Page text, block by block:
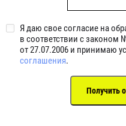
Я даю свое согласие на
в соответствии с
от 27.07.2006 и принимаю
соглашения.